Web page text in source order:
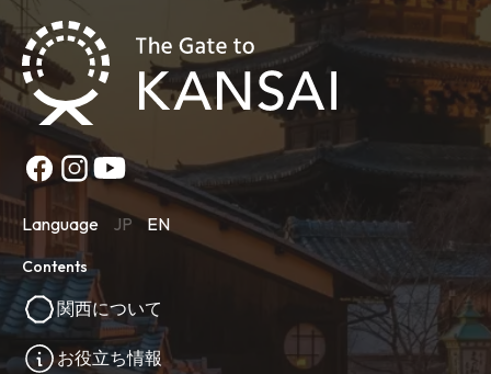
Language JP EN
Contents
関西について
お役立ち情報